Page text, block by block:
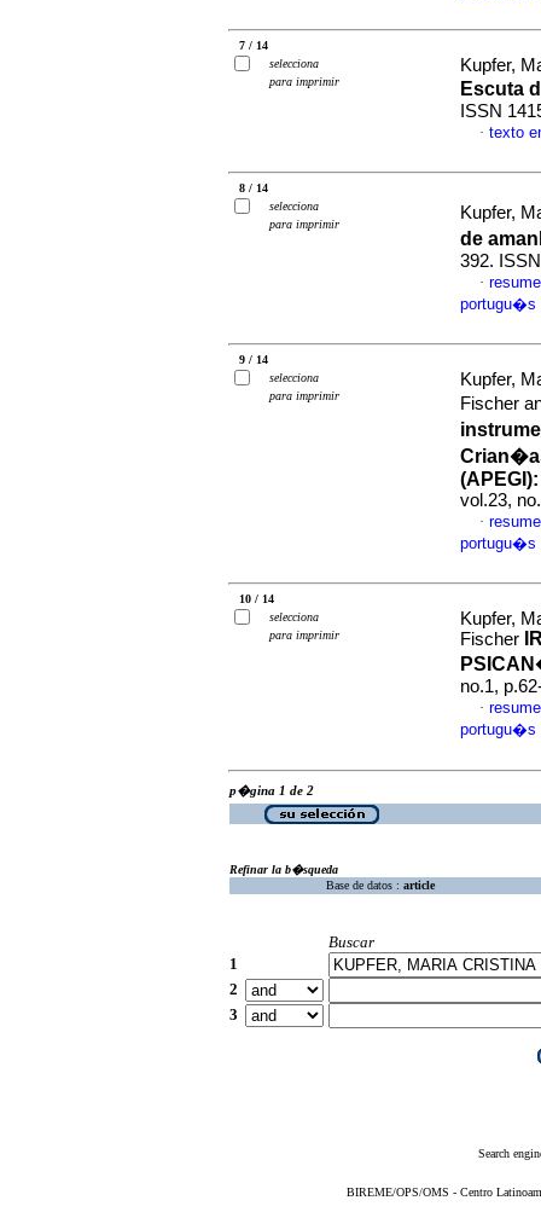
7 / 14
selecciona
para imprimir
Kupfer,
Escuta
ISSN
· texto
8 / 14
selecciona
para imprimir
Kupfer,
de
392.
·
portugu�s
9 / 14
selecciona
para imprimir
Kupfer,
Fischer
(APEGI)
vol.23,
·
portugu�s
10 / 14
selecciona
para imprimir
Kupfer,
Fischer
no.1,
·
portugu�s
p�gina 1 de 2
Refinar la b�squeda
Base de datos : article
Buscar
1
2
3
Search
BIREME/OPS/OMS - Centro